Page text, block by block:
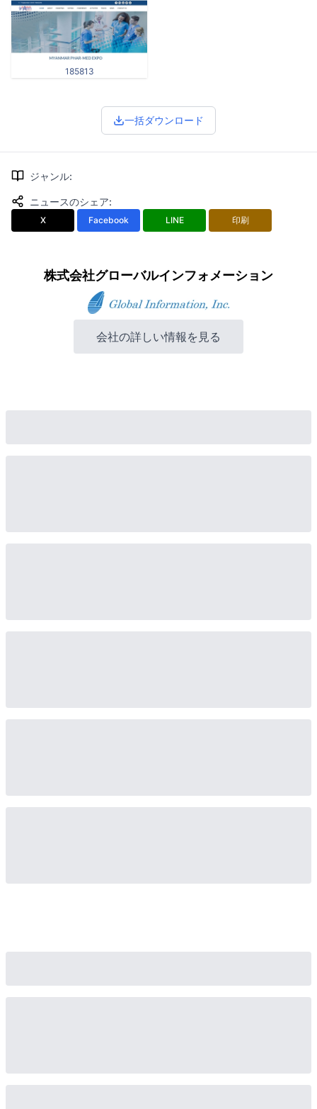
185813
一括ダウンロード
ジャンル:
ニュースのシェア:
X Facebook LINE 印刷
株式会社グローバルインフォメーション
会社の詳しい情報を見る